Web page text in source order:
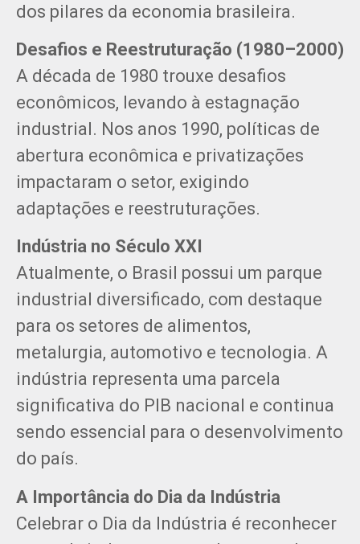
dos pilares da economia brasileira.
Desafios e Reestruturação (1980–2000)
A década de 1980 trouxe desafios
econômicos, levando à estagnação
industrial. Nos anos 1990, políticas de
abertura econômica e privatizações
impactaram o setor, exigindo
adaptações e reestruturações.
Indústria no Século XXI
Atualmente, o Brasil possui um parque
industrial diversificado, com destaque
para os setores de alimentos,
metalurgia, automotivo e tecnologia. A
indústria representa uma parcela
significativa do PIB nacional e continua
sendo essencial para o desenvolvimento
do país.
A Importância do Dia da Indústria
Celebrar o Dia da Indústria é reconhecer